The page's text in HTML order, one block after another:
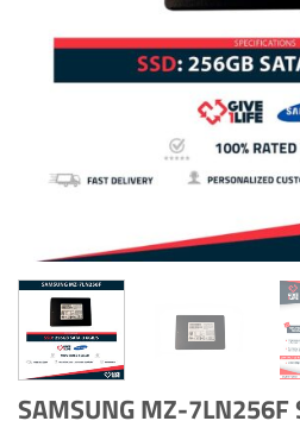
SAMSUNG MZ-7LN256F